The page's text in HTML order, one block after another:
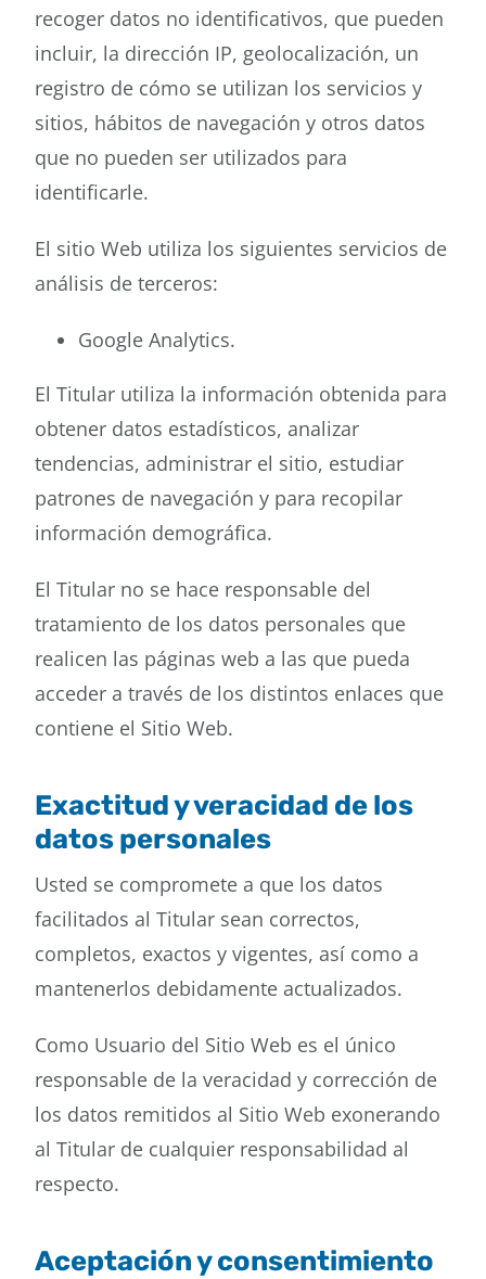
recoger datos no identificativos, que pueden
incluir, la dirección IP, geolocalización, un
registro de cómo se utilizan los servicios y
sitios, hábitos de navegación y otros datos
que no pueden ser utilizados para
identificarle.
El sitio Web utiliza los siguientes servicios de
análisis de terceros:
Google Analytics.
El Titular utiliza la información obtenida para
obtener datos estadísticos, analizar
tendencias, administrar el sitio, estudiar
patrones de navegación y para recopilar
información demográfica.
El Titular no se hace responsable del
tratamiento de los datos personales que
realicen las páginas web a las que pueda
acceder a través de los distintos enlaces que
contiene el Sitio Web.
Exactitud y veracidad de los
datos personales
Usted se compromete a que los datos
facilitados al Titular sean correctos,
completos, exactos y vigentes, así como a
mantenerlos debidamente actualizados.
Como Usuario del Sitio Web es el único
responsable de la veracidad y corrección de
los datos remitidos al Sitio Web exonerando
al Titular de cualquier responsabilidad al
respecto.
Aceptación y consentimiento